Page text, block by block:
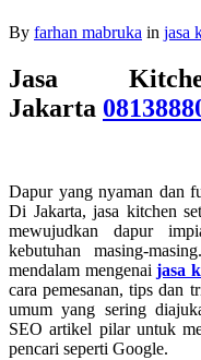
By farhan mabruka in jasa
Jasa
Jakarta
Dapur yang nyaman dan
Di Jakarta, jasa kitchen
mewujudkan dapur
kebutuhan masing-
mendalam mengenai jasa
cara pemesanan, tips dan
umum yang sering
SEO artikel pilar untuk
pencari seperti Google.